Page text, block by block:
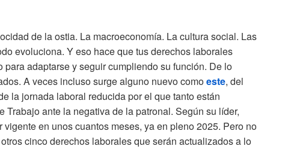
de la ostia. La macroeconomía. La cultura social. Las
evoluciona. Y eso hace que tus derechos laborales
para adaptarse y seguir cumpliendo su función. De lo
A veces incluso surge alguno nuevo comoeste, del
la jornada laboral reducida por el que tanto están
Trabajo ante la negativa de la patronal. Según su líder,
en unos cuantos meses, ya en pleno 2025. Pero no
cinco derechos laborales que serán actualizados a lo